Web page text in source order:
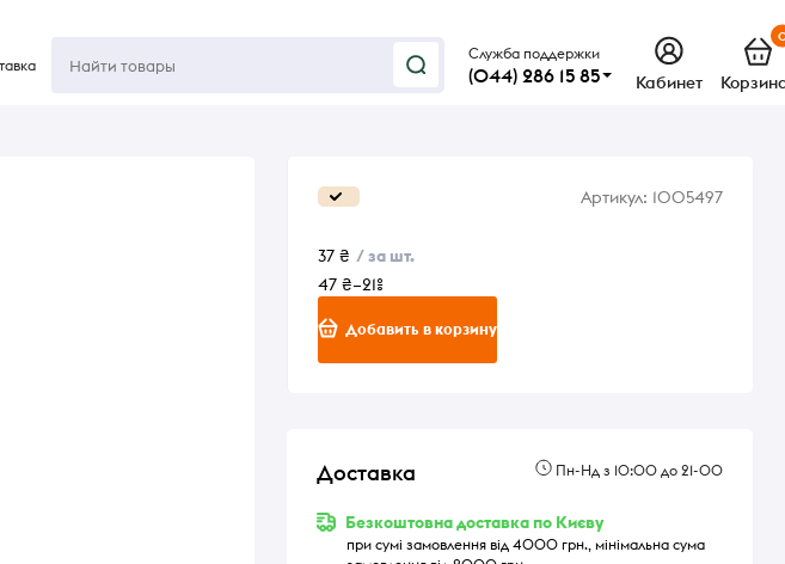
Служба поддержки
(044) 286 15 85 Кабинет
Артикул: 1005497
37 ₴ / за шт.
47 ₴–21%
Добавить в корзину
Доставка Пн-Нд з 10:00 до 21-00
Безкоштовна доставка по Києву
при сумі замовлення від 4000 грн., мінімальна сума